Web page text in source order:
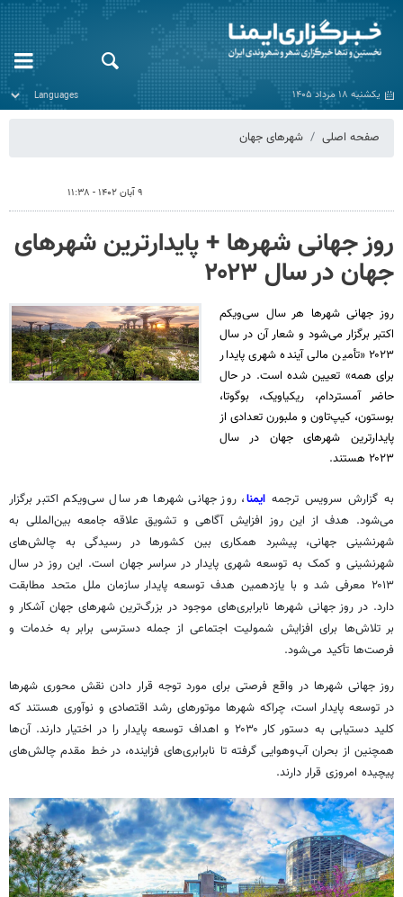
یکشنبه ۱۸ مرداد ۱۴۰۵
صفحه اصلی شهرهای جهان
۹ آبان ۱۴۰۲ - ۱۱:۳۸
روز جهانی شهرها + پایدارترین شهرهای
جهان در سال ۲۰۲۳
روز جهانی شهرها هر سال سی‌ویکم
اکتبر برگزار می‌شود و شعار آن در سال
۲۰۲۳ «تأمین مالی آینده شهری پایدار
برای همه» تعیین شده است. در حال
حاضر آمستردام، ریکیاویک، بوگوتا،
بوستون، کیپ‌تاون و ملبورن تعدادی از
پایدارترین شهرهای جهان در سال
۲۰۲۳ هستند.
به گزارش سرویس ترجمه ایمنا، روز جهانی شهرها هر سال سی‌ویکم اکتبر برگزار
می‌شود. هدف از این روز افزایش آگاهی و تشویق علاقه جامعه بین‌المللی به
شهرنشینی جهانی، پیشبرد همکاری بین کشورها در رسیدگی به چالش‌های
شهرنشینی و کمک به توسعه شهری پایدار در سراسر جهان است. این روز در سال
۲۰۱۳ معرفی شد و با یازدهمین هدف توسعه پایدار سازمان ملل متحد مطابقت
دارد. در روز جهانی شهرها نابرابری‌های موجود در بزرگ‌ترین شهرهای جهان آشکار و
بر تلاش‌ها برای افزایش شمولیتاجتماعی از جمله دسترسی برابر به خدمات و
فرصت‌ها تأکید می‌شود.
روز جهانی شهرها در واقع فرصتی برای مورد توجه قرار دادن نقش محوری شهرها
در توسعه پایدار است، چراکه شهرها موتورهای رشد اقتصادی و نوآوری هستند که
کلید دستیابی به دستور کار ۲۰۳۰ و اهداف توسعه پایدار را در اختیار دارند. آن‌ها
همچنین از بحران آب‌وهوایی گرفته تا نابرابری‌های فزاینده، در خط مقدم چالش‌های
پیچیده امروزی قرار دارند.